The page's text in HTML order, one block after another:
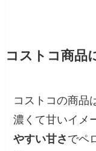
コストコ商品
コストコの商品
濃くて甘いイメ
やすい甘さ でペ